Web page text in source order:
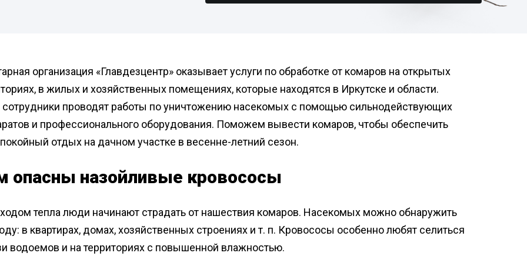
Дезинфекция от
Дезинфекция от гриппа
Диваны
комнаты
Дезинфекция
холодильников
Дезинфекция на молочных
Обработка общежитий
Дезинфекция пищевых
предприятий
Обработка аптек
Дератизация складов
Дератизация подвалов
организация «Главдезцентр» оказывает услуги по обработке от комаров на открытых
в жилых и хозяйственных помещениях, которые находятся в Иркутске и области.
проводят работы по уничтожению насекомых с помощью сильнодействующих
и профессионального оборудования. Поможем вывести комаров, чтобы обеспечить
отдых на дачном участке в весенне-летний сезон.
опасны назойливые кровососы
тепла люди начинают страдать от нашествия комаров. Насекомых можно обнаружить
в квартирах, домах, хозяйственных строениях и т. п. Кровососы особенно любят селиться
водоемов и на территориях с повышенной влажностью.